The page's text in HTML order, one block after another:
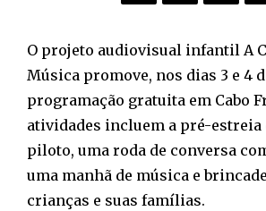
O projeto audiovisual infantil A
Música promove, nos dias 3 e 4
programação gratuita em Cabo
atividades incluem a pré-estreia
piloto, uma roda de conversa
uma manhã de música e
crianças e suas famílias.